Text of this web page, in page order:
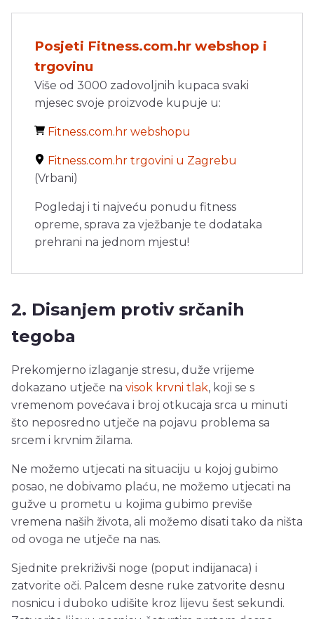
Posjeti Fitness.com.hr webshop i
trgovinu
Više od 3000 zadovoljnih kupaca svaki
mjesec svoje proizvode kupuje u:
Fitness.com.hr webshopu
Fitness.com.hr trgovini u Zagrebu
(Vrbani)
Pogledaj i ti najveću ponudu fitness
opreme, sprava za vježbanje te dodataka
prehrani na jednom mjestu!
2. Disanjem protiv srčanih
tegoba
Prekomjerno izlaganje stresu, duže vrijeme
dokazano utječe na visok krvni tlak, koji se s
vremenom povećava i broj otkucaja srca u minuti
što neposredno utječe na pojavu problema sa
srcem i krvnim žilama.
Ne možemo utjecati na situaciju u kojoj gubimo
posao, ne dobivamo plaću, ne možemo utjecati na
gužve u prometu u kojima gubimo previše
vremena naših života, ali možemo disati tako da ništa
od ovoga ne utječe na nas.
Sjednite prekriživši noge (poput indijanaca) i
zatvorite oči. Palcem desne ruke zatvorite desnu
nosnicu i duboko udišite kroz lijevu šest sekundi.